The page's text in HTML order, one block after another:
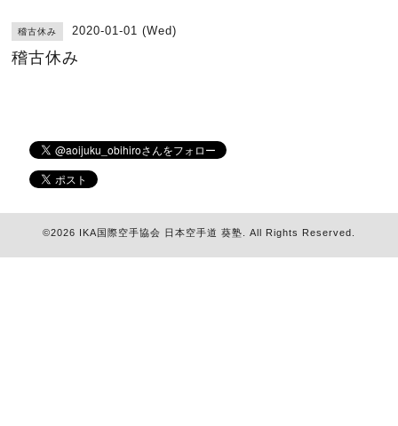
稽古休み 2020-01-01 (Wed)
稽古休み
©2026 IKA国際空手協会 日本空手道 葵塾 . All Rights Reserved.